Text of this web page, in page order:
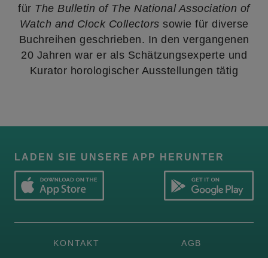
für The Bulletin of The National Association of
Watch and Clock Collectors sowie für diverse
Buchreihen geschrieben. In den vergangenen
20 Jahren war er als Schätzungsexperte und
Kurator horologischer Ausstellungen tätig
LADEN SIE UNSERE APP HERUNTER
KONTAKT AGB